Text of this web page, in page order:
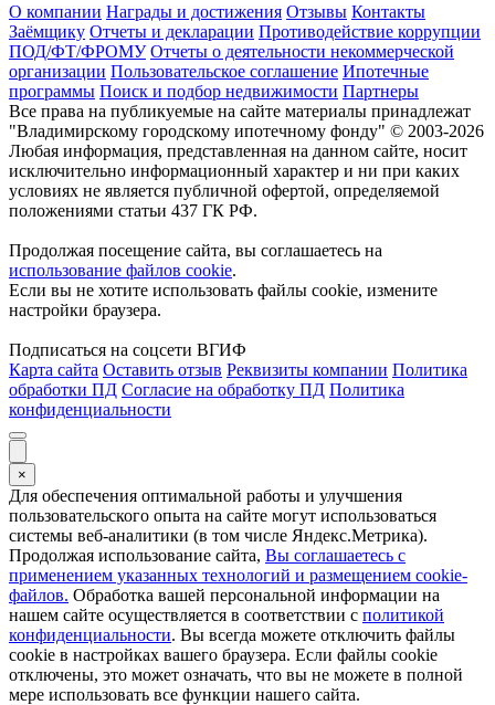
О компании Награды и достижения Отзывы Контакты
Заёмщику Отчеты и декларации Противодействие коррупции
ПОД/ФТ/ФРОМУ Отчеты о деятельности некоммерческой
организации Пользовательское соглашение Ипотечные
программы Поиск и подбор недвижимости Партнеры
Все права на публикуемые на сайте материалы принадлежат
"Владимирскому городскому ипотечному фонду" © 2003-2026
Любая информация, представленная на данном сайте, носит
исключительно информационный характер и ни при каких
условиях не является публичной офертой, определяемой
положениями статьи 437 ГК РФ.
Продолжая посещение сайта, вы соглашаетесь на
использование файлов cookie.
Если вы не хотите использовать файлы cookie, измените
настройки браузера.
Подписаться на соцсети ВГИФ
Карта сайта Оставить отзыв Реквизиты компании Политика
обработки ПД Согласие на обработку ПД Политика
конфиденциальности
×
Для обеспечения оптимальной работы и улучшения
пользовательского опыта на сайте могут использоваться
системы веб-аналитики (в том числе Яндекс.Метрика).
Продолжая использование сайта, Вы соглашаетесь с
применением указанных технологий и размещением cookie-
файлов. Обработка вашей персональной информации на
нашем сайте осуществляется в соответствии с политикой
конфиденциальности. Вы всегда можете отключить файлы
cookie в настройках вашего браузера. Если файлы cookie
отключены, это может означать, что вы не можете в полной
мере использовать все функции нашего сайта.